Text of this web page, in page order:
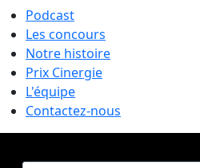
Podcast
Les concours
Notre histoire
Prix Cinergie
L'équipe
Contactez-nous